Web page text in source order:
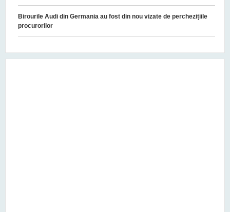
Birourile Audi din Germania au fost din nou vizate de perchezițiile
procurorilor